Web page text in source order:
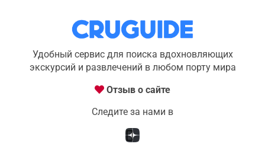
Удобный сервис для поиска вдохновляющих
экскурсий и развлечений в любом порту мира
Отзыв о сайте
Следите за нами в